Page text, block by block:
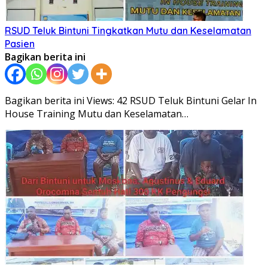
RSUD Teluk Bintuni Tingkatkan Mutu dan Keselamatan
Pasien
Bagikan berita ini
Bagikan berita ini Views: 42 RSUD Teluk Bintuni Gelar In
House Training Mutu dan Keselamatan…